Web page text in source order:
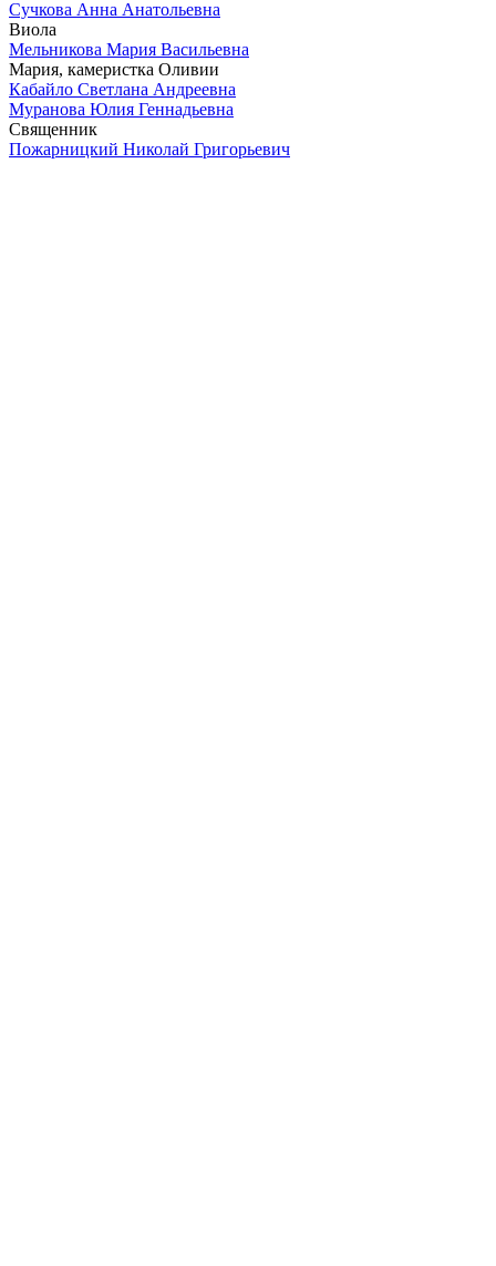
Сучкова Анна Анатольевна
Виола
Мельникова Мария Васильевна
Мария, камеристка Оливии
Кабайло Светлана Андреевна
Муранова Юлия Геннадьевна
Священник
Пожарницкий Николай Григорьевич